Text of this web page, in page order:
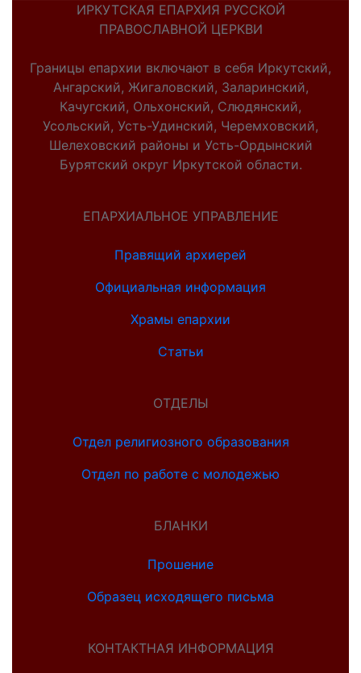
ИРКУТСКАЯ ЕПАРХИЯ РУССКОЙ
ПРАВОСЛАВНОЙ ЦЕРКВИ
Границы епархии включают в себя Иркутский,
Ангарский, Жигаловский, Заларинский,
Качугский, Ольхонский, Слюдянский,
Усольский, Усть-Удинский, Черемховский,
Шелеховский районы и Усть-Ордынский
Бурятский округ Иркутской области.
ЕПАРХИАЛЬНОЕ УПРАВЛЕНИЕ
Правящий архиерей
Официальная информация
Храмы епархии
Статьи
ОТДЕЛЫ
Отдел религиозного образования
Отдел по работе с молодежью
БЛАНКИ
Прошение
Образец исходящего письма
КОНТАКТНАЯ ИНФОРМАЦИЯ